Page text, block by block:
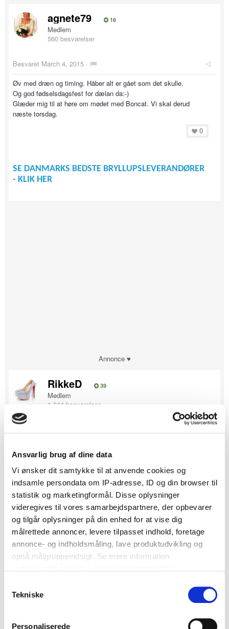
Ansvarlig brug af dine data
Vi ønsker dit samtykke til at anvende cookies og
indsamle persondata om IP-adresse, ID og din browser til
statistik og marketingformål. Disse oplysninger
videregives til vores samarbejdspartnere, der opbevarer
og tilgår oplysninger på din enhed for at vise dig
målrettede annoncer, levere tilpasset indhold, foretage
annonce- og indholdsmåling, lave produktudvikling og
opnå målgruppeindsigt. Se mere information
Hvis du tillader det, vil vi også gerne:
Indsamle præcise oplysninger om din placering, der
Tekniske
Personaliserede
agnete79 16
Medlem
560 besvarelser
Besvaret March 4, 2015 ·
Øv med dræn og timing. Håber alt er gået som det skulle.
Og god fødselsdagsfest for dælan da:-)
Glæder mig til at høre om mødet med Boncat. Vi skal derud
næste torsdag.
0
SE DANMARKS BEDSTE BRYLLUPSLEVERANDØRER
- KLIK HER
Annonce ♥
RikkeD 39
Medlem
1,044 besvarelser
Skulle lige til at sætte et link ind til en rød knap (jeg selv skal
bruge til vores, regner jeg med) Men så så jeg jo lige i havde
fundet en. Vist for længe siden jeg har været herinde.
SE DANMARKS BEDSTE BRYLLUPSLEVERANDØRER
- KLIK HER